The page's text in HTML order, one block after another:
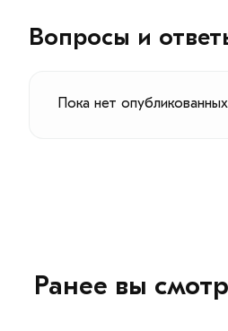
Вопросы и
Пока нет
Ранее вы